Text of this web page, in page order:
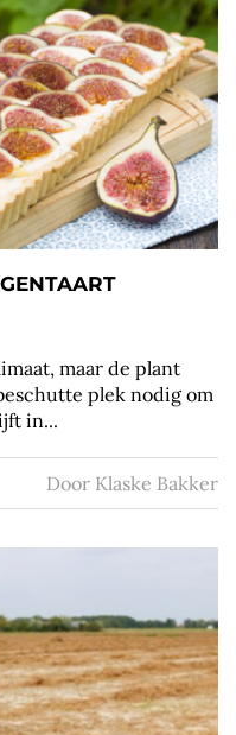
maar de plant
plek nodig om
in...
Door Klaske Bakker